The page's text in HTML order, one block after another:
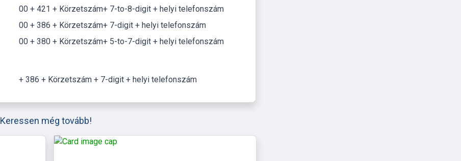
00 + 421 + Körzetszám+ 7-to-8-digit + helyi telefonszám
00 + 386 + Körzetszám+ 7-digit + helyi telefonszám
00 + 380 + Körzetszám+ 5-to-7-digit + helyi telefonszám
+ 386 + Körzetszám + 7-digit + helyi telefonszám
Keressen még tovább!